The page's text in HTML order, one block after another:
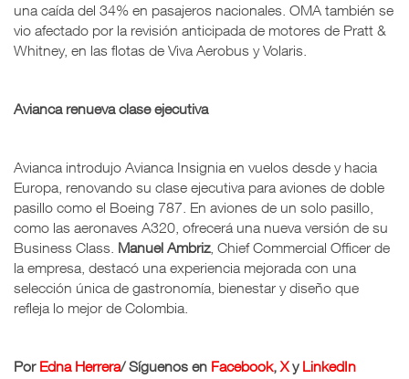
una caída del 34% en pasajeros nacionales. OMA también se
vio afectado por la revisión anticipada de motores de Pratt &
Whitney, en las flotas de Viva Aerobus y Volaris.
Avianca renueva clase ejecutiva
Avianca introdujo Avianca Insignia en vuelos desde y hacia
Europa, renovando su clase ejecutiva para aviones de doble
pasillo como el Boeing 787. En aviones de un solo pasillo,
como las aeronaves A320, ofrecerá una nueva versión de su
Business Class. Manuel Ambriz, Chief Commercial Officer de
la empresa, destacó una experiencia mejorada con una
selección única de gastronomía, bienestar y diseño que
refleja lo mejor de Colombia.
Por Edna Herrera/ Síguenos en Facebook, Xy LinkedIn